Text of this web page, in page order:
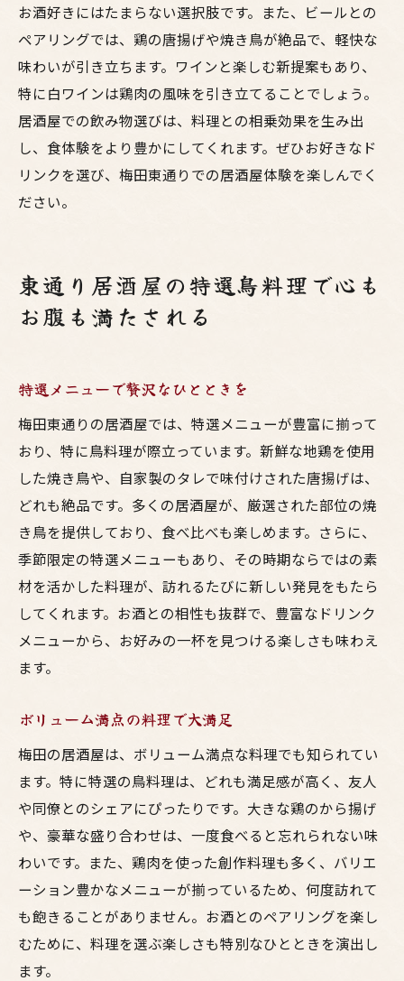
お酒好きにはたまらない選択肢です。また、ビールとの
ペアリングでは、鶏の唐揚げや焼き鳥が絶品で、軽快な
味わいが引き立ちます。ワインと楽しむ新提案もあり、
特に白ワインは鶏肉の風味を引き立てることでしょう。
居酒屋での飲み物選びは、料理との相乗効果を生み出
し、食体験をより豊かにしてくれます。ぜひお好きなド
リンクを選び、梅田東通りでの居酒屋体験を楽しんでく
ださい。
東通り居酒屋の特選鳥料理で心も
お腹も満たされる
特選メニューで贅沢なひとときを
梅田東通りの居酒屋では、特選メニューが豊富に揃って
おり、特に鳥料理が際立っています。新鮮な地鶏を使用
した焼き鳥や、自家製のタレで味付けされた唐揚げは、
どれも絶品です。多くの居酒屋が、厳選された部位の焼
き鳥を提供しており、食べ比べも楽しめます。さらに、
季節限定の特選メニューもあり、その時期ならではの素
材を活かした料理が、訪れるたびに新しい発見をもたら
してくれます。お酒との相性も抜群で、豊富なドリンク
メニューから、お好みの一杯を見つける楽しさも味わえ
ます。
ボリューム満点の料理で大満足
梅田の居酒屋は、ボリューム満点な料理でも知られてい
ます。特に特選の鳥料理は、どれも満足感が高く、友人
や同僚とのシェアにぴったりです。大きな鶏のから揚げ
や、豪華な盛り合わせは、一度食べると忘れられない味
わいです。また、鶏肉を使った創作料理も多く、バリエ
ーション豊かなメニューが揃っているため、何度訪れて
も飽きることがありません。お酒とのペアリングを楽し
むために、料理を選ぶ楽しさも特別なひとときを演出し
ます。